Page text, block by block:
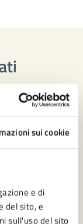
sui cookie
e di
del sito, e
sull'uso del sito